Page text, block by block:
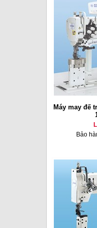
Máy may đế
Bảo